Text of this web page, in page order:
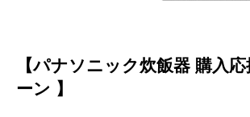
【パナソニック炊飯器 購入
ーン 】